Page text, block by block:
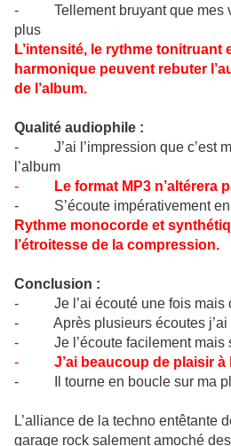
- Tellement bruyant que mes
plus
L’intensité, le rythme tonitruant
harmonique peuvent rebuter
de l’album.
Qualité audiophile :
- J’ai l’impression que c’est
l’album
-
Le format MP3 n’altérera
- S’écoute impérativement en
Rythme monocorde et
l’étroitesse de la compression.
Conclusion :
- Je l’ai écouté une fois mais
- Après plusieurs écoutes j’ai
- Je l’écoute facilement mais
- J’ai beaucoup de plaisir à
- Il tourne en boucle sur ma
L’alliance de la techno entêtante
garage rock salement amoché des